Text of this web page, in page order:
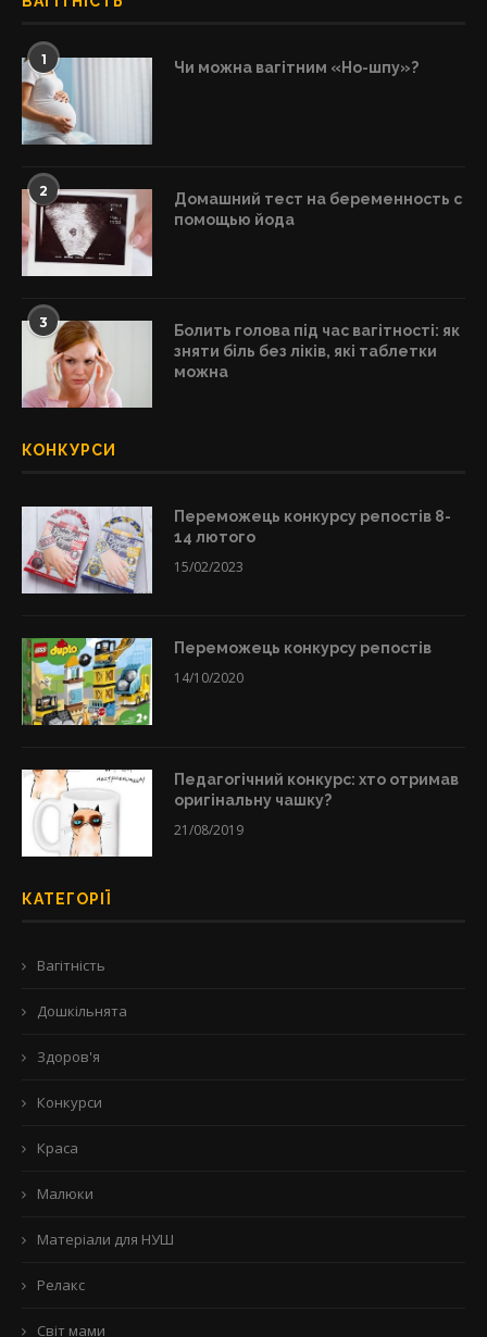
1 Чи можна вагітним «Но-шпу»?
2
Домашний тест на беременность с
помощью йода
3
Болить голова під час вагітності: як
зняти біль без ліків, які таблетки
можна
КОНКУРСИ
Переможець конкурсу репостів 8-
14 лютого
15/02/2023
Переможець конкурсу репостів
14/10/2020
Педагогічний конкурс: хто отримав
оригінальну чашку?
21/08/2019
КАТЕГОРІЇ
Вагітність
Дошкільнята
Здоров'я
Конкурси
Краса
Малюки
Матеріали для НУШ
Релакс
Світ мами